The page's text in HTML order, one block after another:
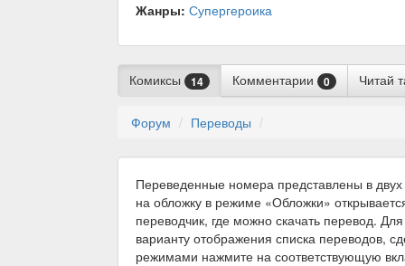
Жанры: Супергероика
Комиксы 14 Комментарии 0 Читай
Форум Переводы
Переведенные номера представлены в
на обложку в режиме «Обложки»
переводчик, где можно скачать перевод.
варианту отображения списка переводов,
режимами нажмите на соответствующую